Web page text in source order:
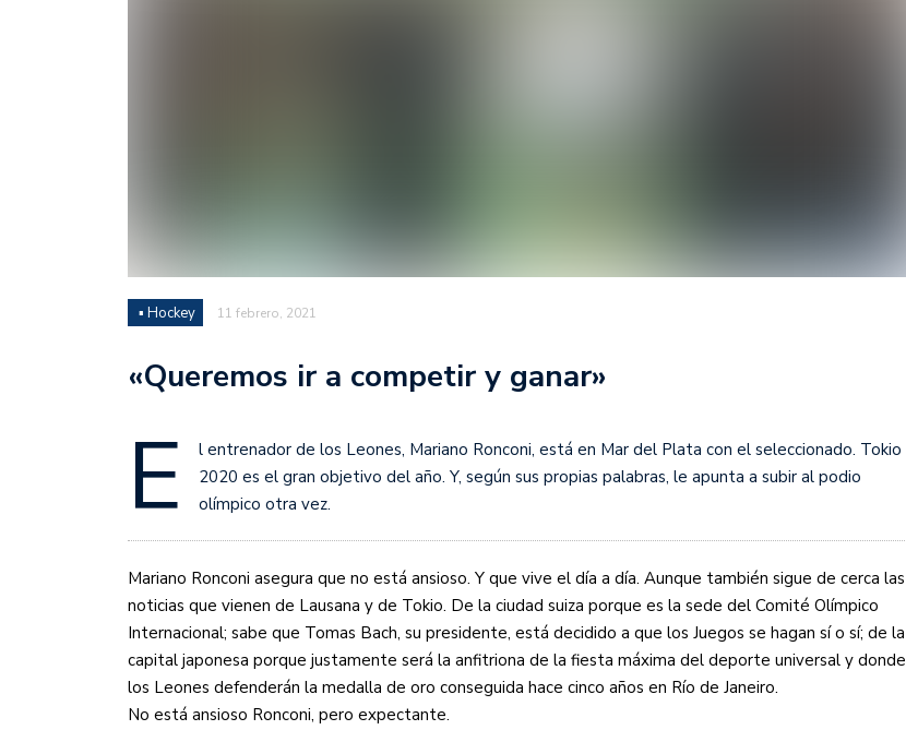
Lista de la selección masculina de Argentina para la Copa Mundial de Hockey
Las Panteras debutaron con una gran victoria ante Ecuador en la Copa
Sudamericana
▪ Hockey 11 febrero, 2021
«Queremos ir a competir y ganar»
E
l entrenador de los Leones, Mariano Ronconi, está en Mar del Plata con el seleccionado. Tokio
2020 es el gran objetivo del año. Y, según sus propias palabras, le apunta a subir al podio
olímpico otra vez.
Mariano Ronconi asegura que no está ansioso. Y que vive el día a día. Aunque también sigue de cerca las
noticias que vienen de Lausana y de Tokio. De la ciudad suiza porque es la sede del Comité Olímpico
Internacional; sabe que Tomas Bach, su presidente, está decidido a que los Juegos se hagan sí o sí; de la
capital japonesa porque justamente será la anfitriona de la fiesta máxima del deporte universal y donde
los Leones defenderán la medalla de oro conseguida hace cinco años en Río de Janeiro.
No está ansioso Ronconi, pero expectante.